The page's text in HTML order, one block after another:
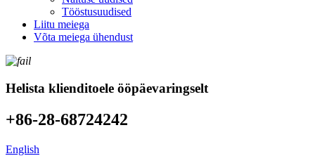
Tööstusuudised
Liitu meiega
Võta meiega ühendust
Helista klienditoele ööpäevaringselt
+86-28-68724242
English